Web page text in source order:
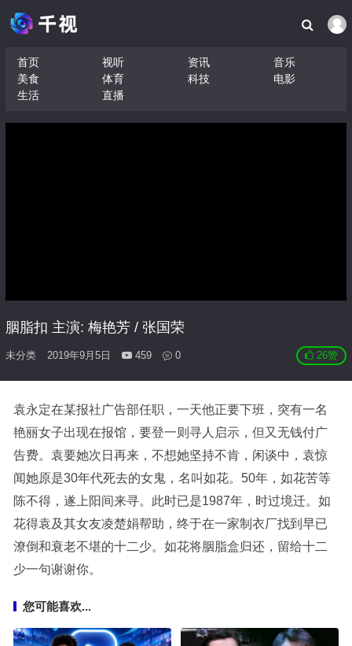
首页 视听 资讯
音乐
美食
体育 科技
电影
生活
直播
胭脂扣 主演: 梅艳芳 / 张国荣
未分类 2019年9月5日 459 0 26赞
袁永定在某报社广告部任职，一天他正要下班，突有一名
艳丽女子出现在报馆，要登一则寻人启示，但又无钱付广
告费。袁要她次日再来，不想她坚持不肯，闲谈中，袁惊
闻她原是30年代死去的女鬼，名叫如花。50年，如花苦等
陈不得，遂上阳间来寻。此时已是1987年，时过境迁。如
花得袁及其女友凌楚娟帮助，终于在一家制衣厂找到早已
潦倒和衰老不堪的十二少。如花将胭脂盒归还，留给十二
少一句谢谢你。
您可能喜欢...